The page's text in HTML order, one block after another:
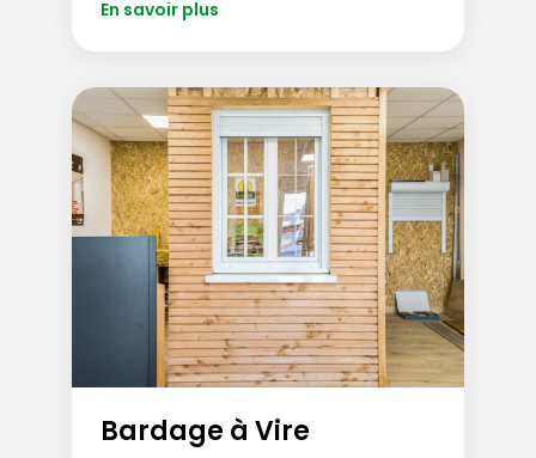
En savoir plus
Bardage à Vire